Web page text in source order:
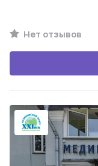
Нет отзывов